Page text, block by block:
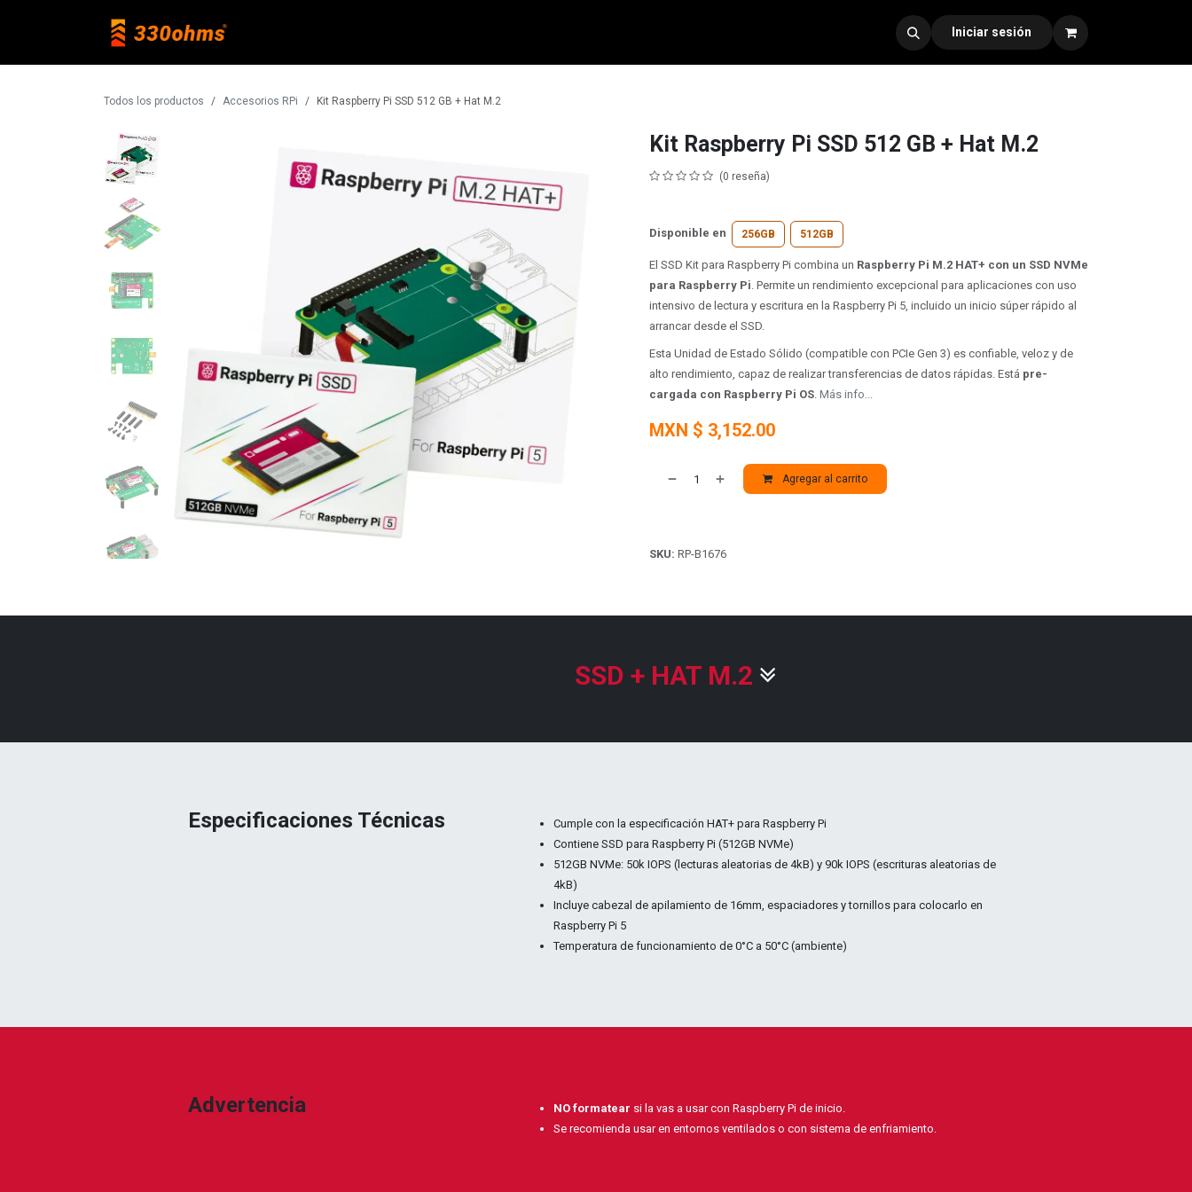
Iniciar sesión
Todos los productos Accesorios RPi Kit Raspberry Pi SSD 512 GB + Hat M.2
Kit Raspberry Pi SSD 512 GB + Hat M.2
(0 reseña)
Disponible en 256GB 512GB
El SSD Kit para Raspberry Pi combina un Raspberry Pi M.2 HAT+ con un SSD NVMe
para Raspberry Pi. Permite un rendimiento excepcional para aplicaciones con uso
intensivo de lectura y escritura en la Raspberry Pi 5, incluido un inicio súper rápido al
arrancar desde el SSD.
Esta Unidad de Estado Sólido (compatible con PCIe Gen 3) es confiable, veloz y de
alto rendimiento, capaz de realizar transferencias de datos rápidas. Está pre-
cargada con Raspberry Pi OS. Más info...
MXN $ 3,152.00
Agregar al carrito
SKU: RP-B1676
SSD + HAT M.2
Especificaciones Técnicas
Cumple con la especificación HAT+ para Raspberry Pi
Contiene SSD para Raspberry Pi (512GB NVMe)
512GB NVMe: 50k IOPS (lecturas aleatorias de 4kB) y 90k IOPS (escrituras aleatorias de
4kB)
Incluye cabezal de apilamiento de 16mm, espaciadores y tornillos para colocarlo en
Raspberry Pi 5
Temperatura de funcionamiento de 0°C a 50°C (ambiente)
Advertencia NO formatear si la vas a usar con Raspberry Pi de inicio.
Se recomienda usar en entornos ventilados o con sistema de enfriamiento.